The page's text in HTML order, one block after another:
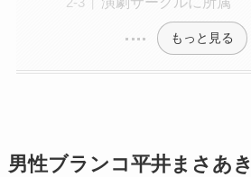
もっと見る
男性ブランコ平井まさあ